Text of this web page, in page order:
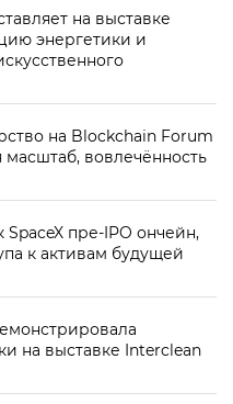
на выставке
энергетики и
на Blockchain Forum
вовлечённость
пре-IPO ончейн,
к активам будущей
на выставке Interclean